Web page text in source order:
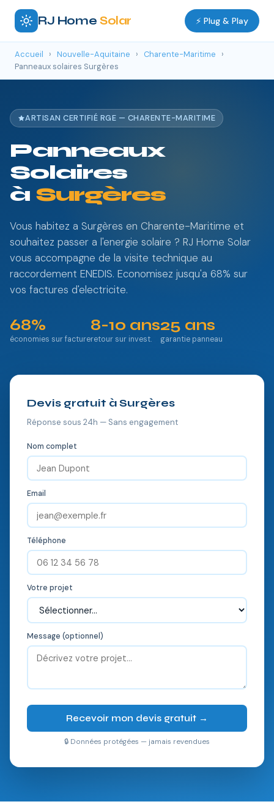
RJ Home Solar ⚡ Plug & Play
Accueil › Nouvelle-Aquitaine › Charente-Maritime
›
Panneaux solaires Surgères
ARTISAN CERTIFIÉ RGE — CHARENTE-MARITIME
Panneaux
Solaires
à Surgères
Vous habitez a Surgères en Charente-Maritime et
souhaitez passer a l'energie solaire ? RJ Home Solar
vous accompagne de la visite technique au
raccordement ENEDIS. Economisez jusqu'a 68% sur
vos factures d'electricite.
68%
économies sur facture
8-10 ans
retour sur invest.
25 ans
garantie panneau
Devis gratuit à Surgères
Réponse sous 24h — Sans engagement
Nom complet
Email
Téléphone
Votre projet
Message (optionnel)
Recevoir mon devis gratuit →
🔒 Données protégées — jamais revendues